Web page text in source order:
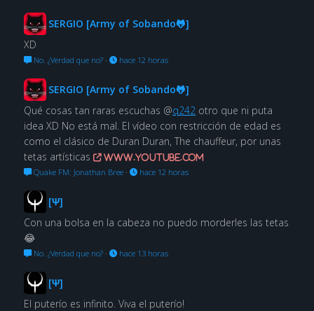
SERGIO [Army of Sobando🐸]
XD
No. ¿Verdad que no?· hace 12 horas
SERGIO [Army of Sobando🐸]
Qué cosas tan raras escuchas @q242 otro que ni puta
idea XD No está mal. El vídeo con restricción de edad es
como el clásico de Duran Duran, The chauffeur, por unas
tetas artísticas
www.youtube.com
Quake FM: Jonathan Bree· hace 12 horas
[Ψ]
Con una bolsa en la cabeza no puedo morderles las tetas
😂
No. ¿Verdad que no?· hace 13 horas
[Ψ]
El puterío es infinito. Viva el puterío!